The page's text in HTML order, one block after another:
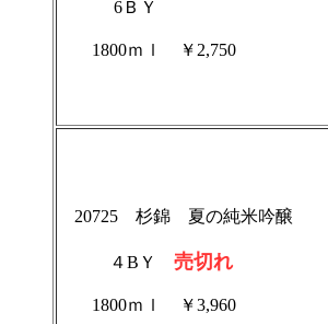
6ＢＹ
1800ｍｌ ￥2,750
20725 杉錦 夏の純米吟醸
４BＹ 売切れ
1800ｍｌ ￥3,960